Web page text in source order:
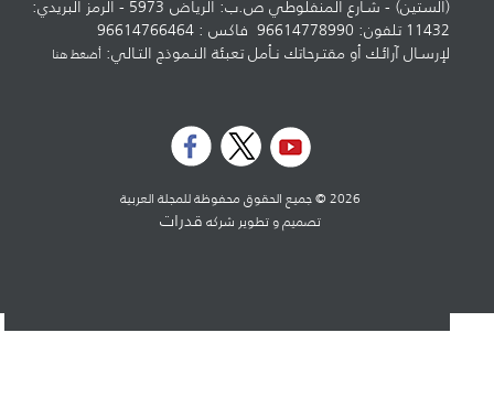
(الستين) - شـارع المنفلوطي ص.ب: الرياض 5973 - الرمز البريدي:
11432 تلفون: 96614778990 فاكس : 96614766464
لإرسـال آرائـك أو مقتـرحاتك نـأمل تعبئة النـموذج التـالي:أضغط هنا
2026 © جميع الحقوق محفوظة للمجلة العربية
تصميم و تطوير شركهقدرات